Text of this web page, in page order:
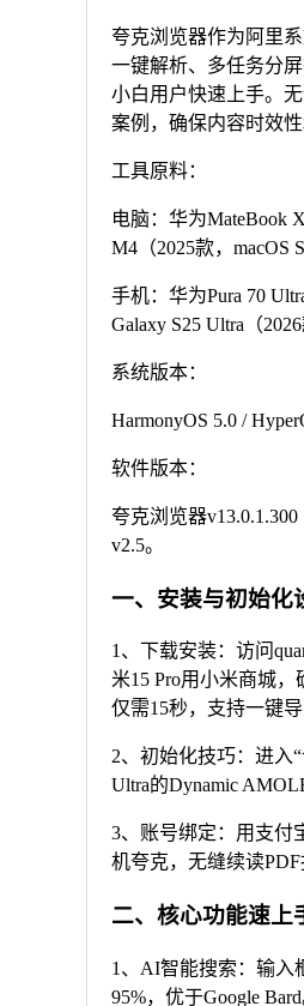
夸克浏览器作为阿里
一键解析、多任务分
小白用户快速上手。
案例，确保内容时效
工具原料：
电脑：华为MateBook
M4（2025款，macOS
手机：华为Pura 70
Galaxy S25 Ultra（
系统版本：
HarmonyOS 5.0 /
软件版本：
夸克浏览器
v2.5。
一、安装与初始化
1、下载安装：访问
米15 Pro用小米商城
仅需15秒，支持一键导
2、初始化技巧：进入
Ultra的Dynamic
3、账号绑定：用支付
机夸克，无缝续读
二、核心功能速上
1、AI智能搜索：输入
95%，优于Google